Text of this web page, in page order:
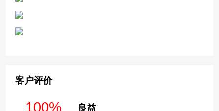
客户评价
100% 良益